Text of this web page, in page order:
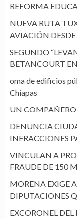
REFORMA
NUEVA RUTA
AVIACIÓN DESDE
SEGUNDO
BETANCOURT
oma de edificios
Chiapas
UN COMPAÑERO
DENUNCIA
INFRACCIONES
VINCULAN A
FRAUDE DE 150
MORENA EXIGE
DIPUTACIONES
EXCORONEL DEL